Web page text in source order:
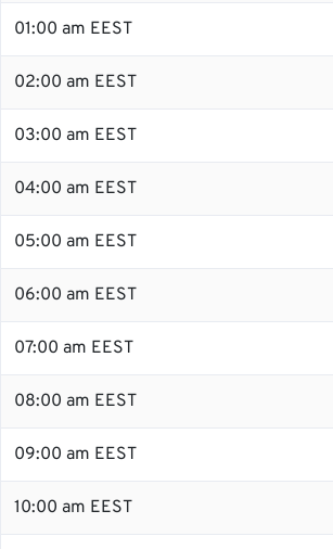
01:00 am EEST
02:00 am EEST
03:00 am EEST
04:00 am EEST
05:00 am EEST
06:00 am EEST
07:00 am EEST
08:00 am EEST
09:00 am EEST
10:00 am EEST